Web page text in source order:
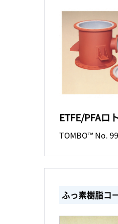
ETFE/PFAロ
TOMBO™ No.
ふっ素樹脂コ